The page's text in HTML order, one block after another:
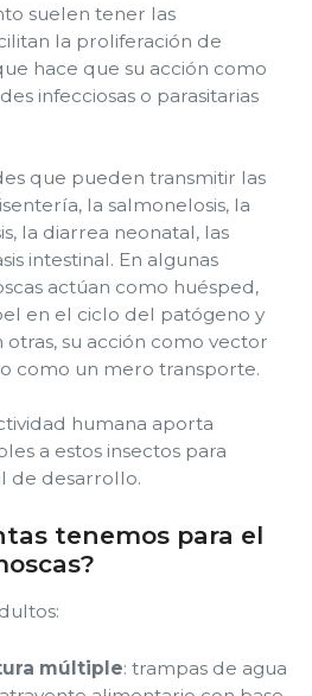
suelen tener las
la proliferación de
hace que su acción como
infecciosas o parasitarias
que pueden transmitir las
la salmonelosis, la
la diarrea neonatal, las
intestinal. En algunas
actúan como huésped,
en el ciclo del patógeno y
otras, su acción como vector
como un mero transporte.
humana aporta
a estos insectos para
de desarrollo.
tenemos para el
múltiple: trampas de agua